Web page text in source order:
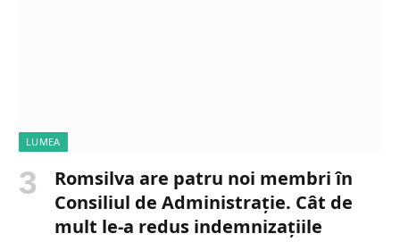
LUMEA
Romsilva are patru noi membri în
Consiliul de Administrație. Cât de
mult le-a redus indemnizațiile